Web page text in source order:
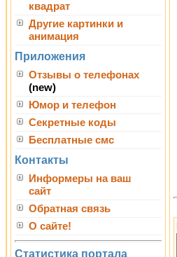
квадрат
Другие картинки и
анимация
Приложения
Отзывы о телефонах
(new)
Юмор и телефон
Секретные коды
Бесплатные смс
Контакты
Информеры на ваш
сайт
Обратная связь
О сайте!
Статистика портала